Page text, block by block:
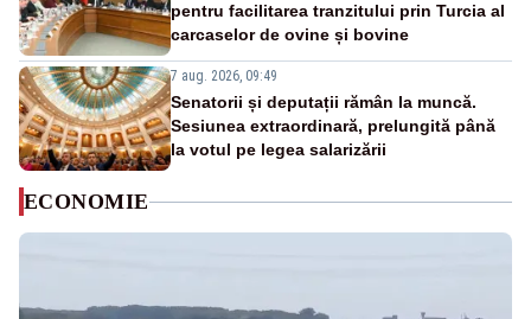
pentru facilitarea tranzitului prin Turcia al
carcaselor de ovine și bovine
7 aug. 2026, 09:49
Senatorii și deputații rămân la muncă.
Sesiunea extraordinară, prelungită până
la votul pe legea salarizării
ECONOMIE